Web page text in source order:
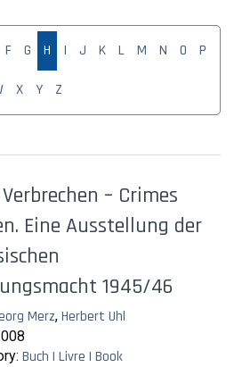
F G H I J K L M N O P
X Y Z
– Crimes
Eine Ausstellung der
1945/46
Merz, Herbert Uhl
Buch | Livre | Book